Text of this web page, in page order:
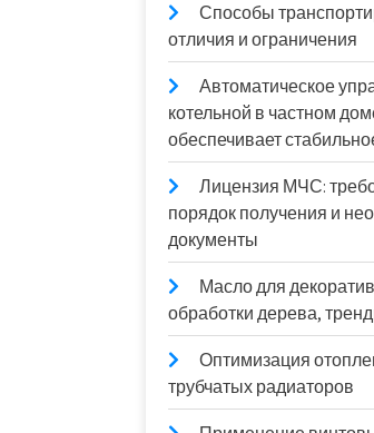
Способы
отличия и ограничения
Автоматическое
котельной в частном
обеспечивает
Лицензия МЧС:
порядок получения и
документы
Масло для
обработки дерева,
Оптимизация
трубчатых радиаторов